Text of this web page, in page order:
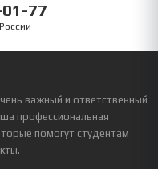
77
важный и ответственный
профессиональная
помогут студентам